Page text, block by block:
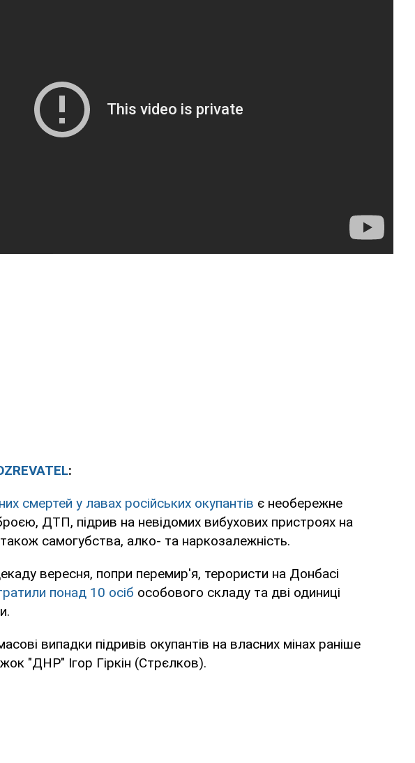
:
смертей у лавах російських окупантів є необережне
ДТП, підрив на невідомих вибухових пристроях на
також самогубства, алко- та наркозалежність.
вересня, попри перемир'я, терористи на Донбасі
понад 10 осіб особового складу та дві одиниці
випадки підривів окупантів на власних мінах раніше
"ДНР" Ігор Гіркін (Стрєлков).